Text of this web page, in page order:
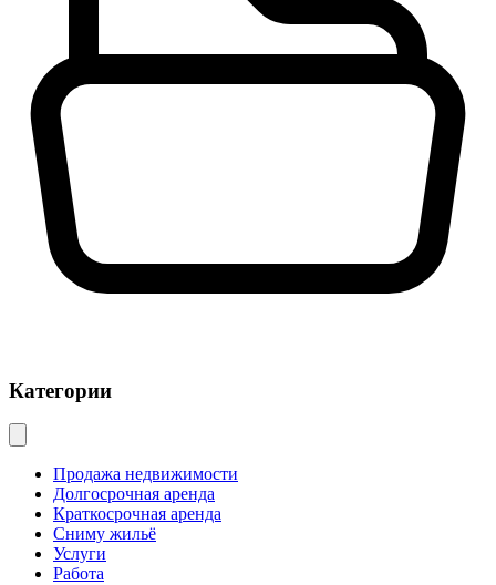
Категории
Продажа недвижимости
Долгосрочная аренда
Краткосрочная аренда
Сниму жильё
Услуги
Работа